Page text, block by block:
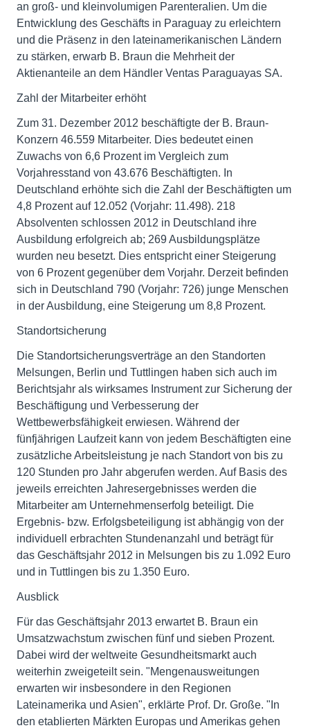
an groß- und kleinvolumigen Parenteralien. Um die
Entwicklung des Geschäfts in Paraguay zu erleichtern
und die Präsenz in den lateinamerikanischen Ländern
zu stärken, erwarb B. Braun die Mehrheit der
Aktienanteile an dem Händler Ventas Paraguayas SA.
Zahl der Mitarbeiter erhöht
Zum 31. Dezember 2012 beschäftigte der B. Braun-
Konzern 46.559 Mitarbeiter. Dies bedeutet einen
Zuwachs von 6,6 Prozent im Vergleich zum
Vorjahresstand von 43.676 Beschäftigten. In
Deutschland erhöhte sich die Zahl der Beschäftigten um
4,8 Prozent auf 12.052 (Vorjahr: 11.498). 218
Absolventen schlossen 2012 in Deutschland ihre
Ausbildung erfolgreich ab; 269 Ausbildungsplätze
wurden neu besetzt. Dies entspricht einer Steigerung
von 6 Prozent gegenüber dem Vorjahr. Derzeit befinden
sich in Deutschland 790 (Vorjahr: 726) junge Menschen
in der Ausbildung, eine Steigerung um 8,8 Prozent.
Standortsicherung
Die Standortsicherungsverträge an den Standorten
Melsungen, Berlin und Tuttlingen haben sich auch im
Berichtsjahr als wirksames Instrument zur Sicherung der
Beschäftigung und Verbesserung der
Wettbewerbsfähigkeit erwiesen. Während der
fünfjährigen Laufzeit kann von jedem Beschäftigten eine
zusätzliche Arbeitsleistung je nach Standort von bis zu
120 Stunden pro Jahr abgerufen werden. Auf Basis des
jeweils erreichten Jahresergebnisses werden die
Mitarbeiter am Unternehmenserfolg beteiligt. Die
Ergebnis- bzw. Erfolgsbeteiligung ist abhängig von der
individuell erbrachten Stundenanzahl und beträgt für
das Geschäftsjahr 2012 in Melsungen bis zu 1.092 Euro
und in Tuttlingen bis zu 1.350 Euro.
Ausblick
Für das Geschäftsjahr 2013 erwartet B. Braun ein
Umsatzwachstum zwischen fünf und sieben Prozent.
Dabei wird der weltweite Gesundheitsmarkt auch
weiterhin zweigeteilt sein. "Mengenausweitungen
erwarten wir insbesondere in den Regionen
Lateinamerika und Asien", erklärte Prof. Dr. Große. "In
den etablierten Märkten Europas und Amerikas gehen